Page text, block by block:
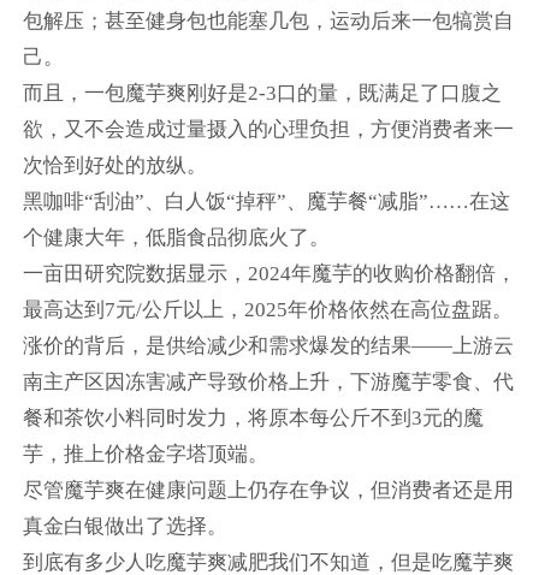
包解压；甚至健身包也能塞几包，运动后来一包犒赏自
己。
而且，一包魔芋爽刚好是2-3口的量，既满足了口腹之
欲，又不会造成过量摄入的心理负担，方便消费者来一
次恰到好处的放纵。
黑咖啡“刮油”、白人饭“掉秤”、魔芋餐“减脂”……在这
个健康大年，低脂食品彻底火了。
一亩田研究院数据显示，2024年魔芋的收购价格翻倍，
最高达到7元/公斤以上，2025年价格依然在高位盘踞。
涨价的背后，是供给减少和需求爆发的结果——上游云
南主产区因冻害减产导致价格上升，下游魔芋零食、代
餐和茶饮小料同时发力，将原本每公斤不到3元的魔
芋，推上价格金字塔顶端。
尽管魔芋爽在健康问题上仍存在争议，但消费者还是用
真金白银做出了选择。
到底有多少人吃魔芋爽减肥我们不知道，但是吃魔芋爽